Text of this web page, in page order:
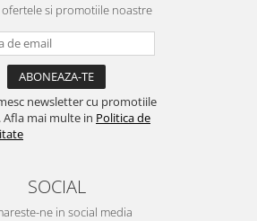
ofertele si promotiile noastre
newsletter cu promotiile
Afla mai multe in Politica de
SOCIAL
ne in social media